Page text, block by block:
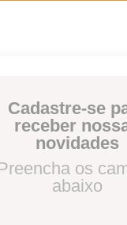
Cadastre-se
receber
novidades
os
abaixo